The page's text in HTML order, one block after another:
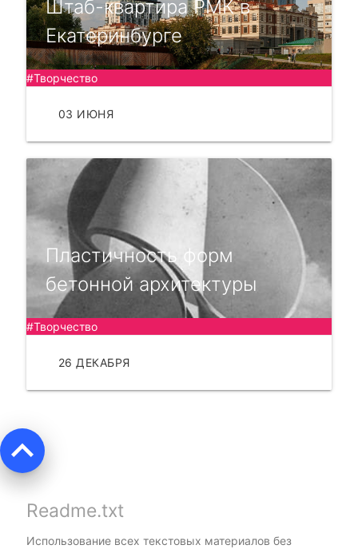
Штаб-квартира РМК в
Екатеринбурге
#Творчество
03 ИЮНЯ
Пластичность форм
бетонной архитектуры
#Творчество
26 ДЕКАБРЯ
keyboard_arrow_up
Readme.txt
Использование всех текстовых материалов без